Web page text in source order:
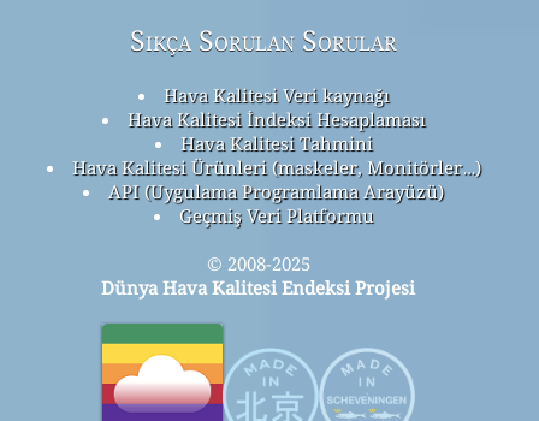
Sıkça Sorulan Sorular
Hava Kalitesi Veri kaynağı
Hava Kalitesi İndeksi Hesaplaması
Hava Kalitesi Tahmini
Hava Kalitesi Ürünleri (maskeler, Monitörler…)
API (Uygulama Programlama Arayüzü)
Geçmiş Veri Platformu
© 2008-2025
Dünya Hava Kalitesi Endeksi Projesi